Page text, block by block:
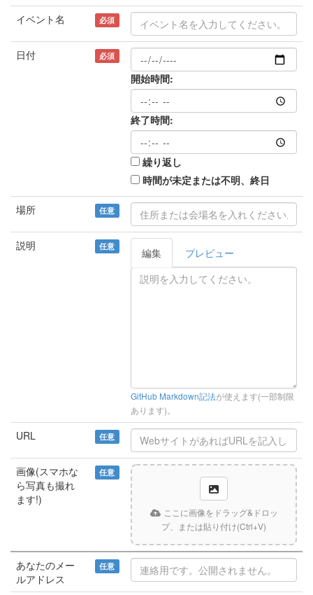
イベント名 必須
日付 必須
開始時間:
終了時間:
繰り返し
時間が未定または不明、終日
場所 任意
説明 任意 編集 プレビュー
GitHub Markdown記法が使えます(一部制限
あります)。
URL 任意
画像(スマホな
ら写真も撮れ
ます!)
任意
ここに画像をドラッグ&ドロッ
プ、または貼り付け(Ctrl+V)
あなたのメー
ルアドレス
任意